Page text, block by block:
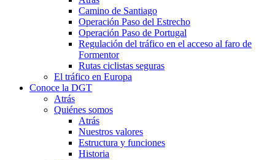
Camino de Santiago
Operación Paso del Estrecho
Operación Paso de Portugal
Regulación del tráfico en el acceso al faro de
Formentor
Rutas ciclistas seguras
El tráfico en Europa
Conoce la DGT
Atrás
Quiénes somos
Atrás
Nuestros valores
Estructura y funciones
Historia